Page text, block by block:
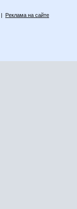
| Реклама на сайте